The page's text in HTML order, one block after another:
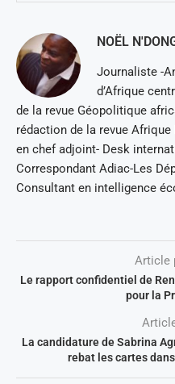
NOËL
Journaliste -
d’Afrique
de la revue Géopolitique
rédaction de la revue
en chef adjoint- Desk
Correspondant Adiac-Les
Consultant en intelligence
Article
Le rapport confidentiel de
pour la
La candidature de Sabrina
rebat les cartes